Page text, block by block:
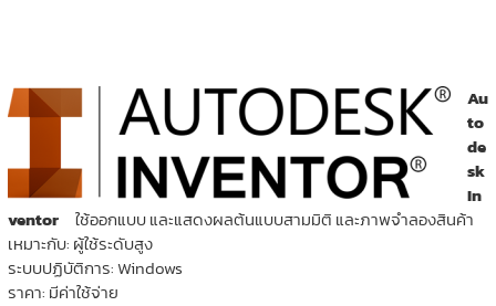
Au
to
de
sk
In
ventor ใช้ออกแบบ และแสดงผลต้นแบบสามมิติ และภาพจำลองสินค้า
เหมาะกับ: ผู้ใช้ระดับสูง
ระบบปฏิบัติการ: Windows
ราคา: มีค่าใช้จ่าย